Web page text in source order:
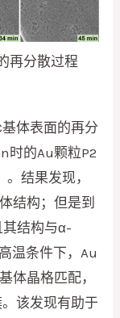
再分散过程
体表面的再分
时的Au颗粒P2
结果发现，
结构；但是到
结构与α-
温条件下，Au
体晶格匹配，
该发现有助于